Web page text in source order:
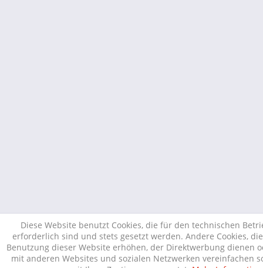
Diese Website benutzt Cookies, die für den technischen
erforderlich sind und stets gesetzt werden. Andere Cookies,
Benutzung dieser Website erhöhen, der Direktwerbung dienen
mit anderen Websites und sozialen Netzwerken vereinfachen